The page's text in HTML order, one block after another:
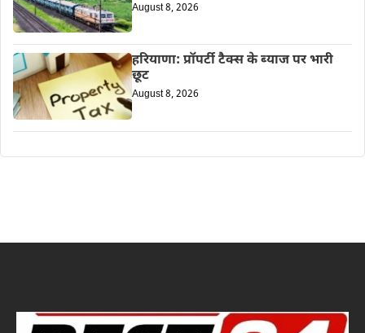
August 8, 2026
हरियाणा: प्रॉपर्टी टैक्स के ब्याज पर भारी
छूट
August 8, 2026